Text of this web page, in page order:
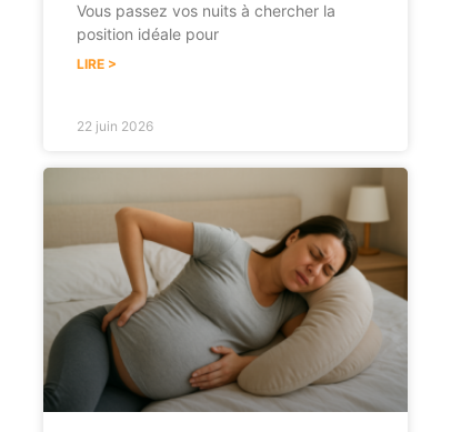
Vous passez vos nuits à chercher la
position idéale pour
LIRE >
22 juin 2026